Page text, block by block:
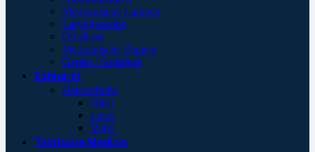
Medizinische Lampen
Laryngoskope
Otoskope
Medizinische Papiere
Geräte / Sonstiges
Zahnarzt
Handschuhe
Nitril
Latex
Vinyl
Taktische Medizin